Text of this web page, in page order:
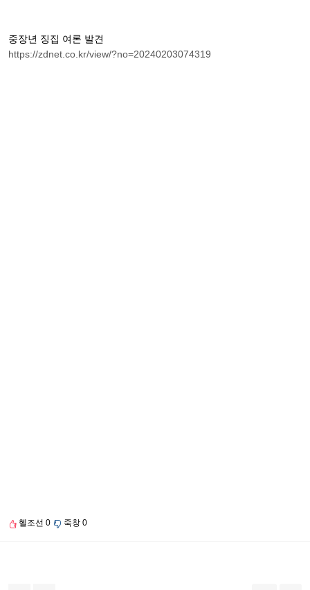
중장년 징집 여론 발견
https://zdnet.co.kr/view/?no=20240203074319
헬조선 0 죽창 0